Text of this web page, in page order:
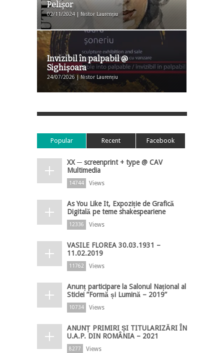
Pelişor
02/11/2024 | Nistor Laurențiu
Invizibil în palpabil @
Sighișoara
24/07/2026 | Nistor Laurențiu
Popular Recent Facebook
XX ─ screenprint + type @ CAV
Multimedia
14744 Views
As You Like It, Expoziție de Grafică
Digitală pe teme shakespeariene
12336 Views
VASILE FLOREA 30.03.1931 –
11.02.2019
11762 Views
Anunț participare la Salonul Național al
Sticlei ”Formă și Lumină – 2019”
10734 Views
ANUNȚ PRIMIRI ȘI TITULARIZĂRI ÎN
U.A.P. DIN ROMÂNIA – 2021
8277 Views